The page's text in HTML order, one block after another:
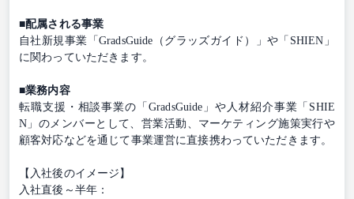
■配属される事業
自社新規事業「GradsGuide（グラッズガイド）」や「SHIEN」
に関わっていただきます。
■業務内容
転職支援・相談事業の「GradsGuide」や人材紹介事業「SHIE
N」のメンバーとして、営業活動、マーケティング施策実行や
顧客対応などを通じて事業運営に直接携わっていただきます。
【入社後のイメージ】
入社直後～半年：